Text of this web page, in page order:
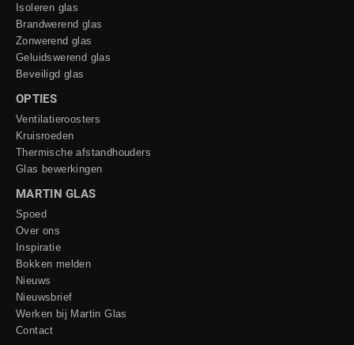
Isoleren glas
Brandwerend glas
Zonwerend glas
Geluidswerend glas
Beveiligd glas
OPTIES
Ventilatieroosters
Kruisroeden
Thermische afstandhouders
Glas bewerkingen
MARTIN GLAS
Spoed
Over ons
Inspiratie
Bokken melden
Nieuws
Nieuwsbrief
Werken bij Martin Glas
Contact